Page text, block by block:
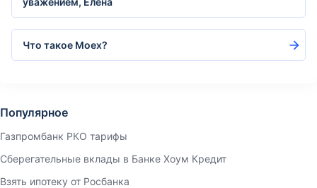
Что такое Moex?
Популярное
Газпромбанк РКО тарифы
Сберегательные вклады в Банке Хоум Кредит
Взять ипотеку от Росбанка